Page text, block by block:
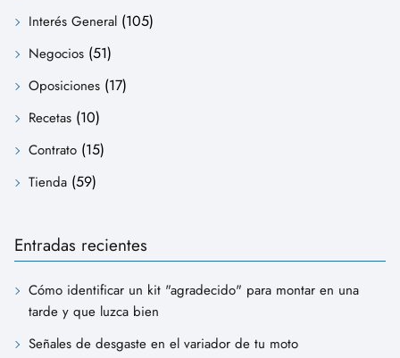
Interés General (105)
Negocios (51)
Oposiciones (17)
Recetas (10)
Contrato (15)
Tienda (59)
Entradas recientes
Cómo identificar un kit "agradecido" para montar en una
tarde y que luzca bien
Señales de desgaste en el variador de tu moto